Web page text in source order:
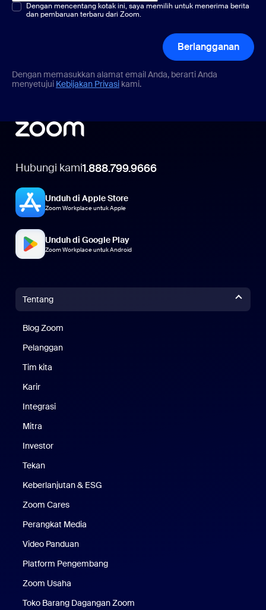
Pilihan ganda atau tunggal*
Dengan mencentang kotak ini, saya memilih untuk menerima berita
dan pembaruan terbaru dari Zoom.
Berlangganan
Dengan memasukkan alamat email Anda, berarti Anda
menyetujui Kebijakan Privasi kami.
Hubungi kami1.888.799.9666
Unduh di Apple Store
Zoom Workplace untuk Apple
Unduh di Google Play
Zoom Workplace untuk Android
Tentang
Blog Zoom
Pelanggan
Tim kita
Karir
Integrasi
Mitra
Investor
Tekan
Keberlanjutan & ESG
Zoom Cares
Perangkat Media
Video Panduan
Platform Pengembang
Zoom Usaha
Toko Barang Dagangan Zoom